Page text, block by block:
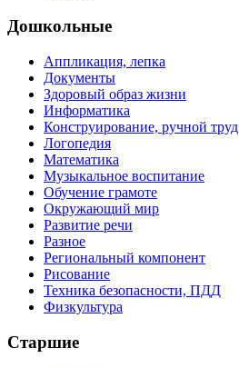
Дошкольные
Аппликация, лепка
Документы
Здоровый образ жизни
Информатика
Конструирование, ручной труд
Логопедия
Математика
Музыкальное воспитание
Обучение грамоте
Окружающий мир
Развитие речи
Разное
Региональный компонент
Рисование
Техника безопасности, ПДД
Физкультура
Старшие